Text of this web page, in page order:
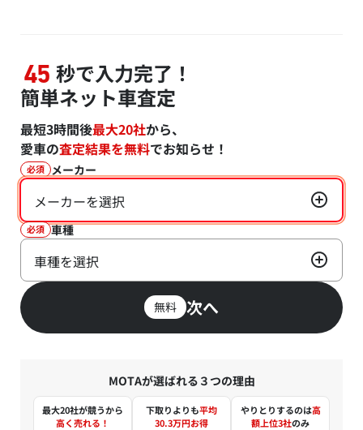
45 秒で入力完了！
簡単ネット車査定
最短3時間後最大20社から、
愛車の査定結果を無料でお知らせ！
必須 メーカー
メーカーを選択
必須 車種
車種を選択
無料 次へ
MOTAが選ばれる３つの理由
最大20社が競うから
高く売れる！
下取りよりも平均
30.3万円お得
やりとりするのは高
額上位3社のみ